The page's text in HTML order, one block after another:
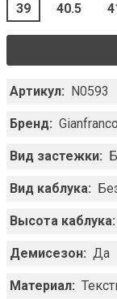
39
40.5
Артикул: N0593
Бренд:
Вид застежки:
Вид каблука:
Высота каблука:
Демисезон: Да
Материал: